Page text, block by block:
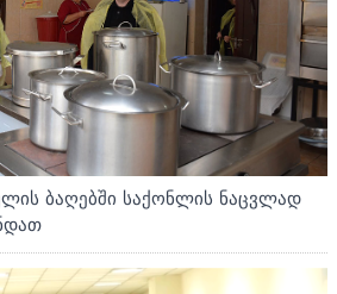
ბაღებში საქონლის ნაცვლად